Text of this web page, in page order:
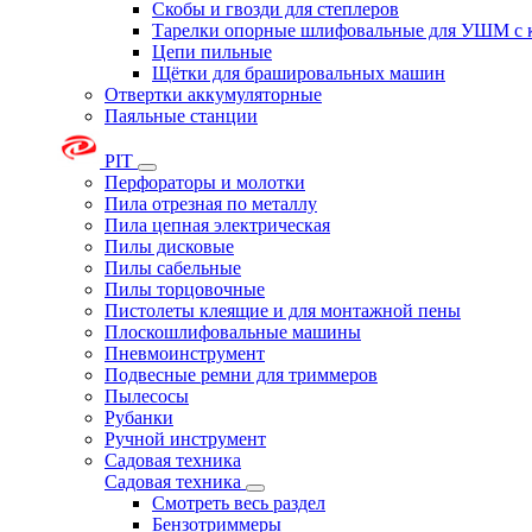
Скобы и гвозди для степлеров
Тарелки опорные шлифовальные для УШМ с
Цепи пильные
Щётки для брашировальных машин
Отвертки аккумуляторные
Паяльные станции
PIT
Перфораторы и молотки
Пила отрезная по металлу
Пила цепная электрическая
Пилы дисковые
Пилы сабельные
Пилы торцовочные
Пистолеты клеящие и для монтажной пены
Плоскошлифовальные машины
Пневмоинструмент
Подвесные ремни для триммеров
Пылесосы
Рубанки
Ручной инструмент
Садовая техника
Садовая техника
Смотреть весь раздел
Бензотриммеры